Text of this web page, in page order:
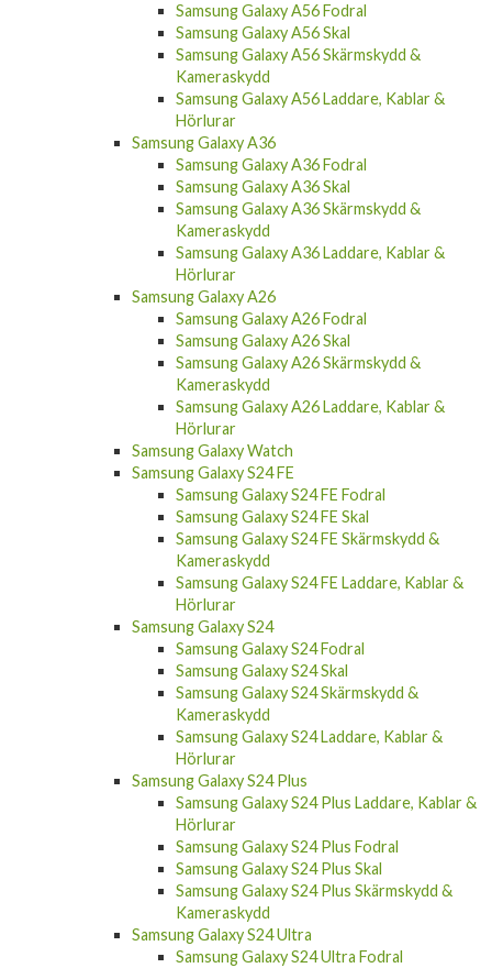
Samsung Galaxy A56 Fodral
Samsung Galaxy A56 Skal
Samsung Galaxy A56 Skärmskydd &
Kameraskydd
Samsung Galaxy A56 Laddare, Kablar &
Hörlurar
Samsung Galaxy A36
Samsung Galaxy A36 Fodral
Samsung Galaxy A36 Skal
Samsung Galaxy A36 Skärmskydd &
Kameraskydd
Samsung Galaxy A36 Laddare, Kablar &
Hörlurar
Samsung Galaxy A26
Samsung Galaxy A26 Fodral
Samsung Galaxy A26 Skal
Samsung Galaxy A26 Skärmskydd &
Kameraskydd
Samsung Galaxy A26 Laddare, Kablar &
Hörlurar
Samsung Galaxy Watch
Samsung Galaxy S24 FE
Samsung Galaxy S24 FE Fodral
Samsung Galaxy S24 FE Skal
Samsung Galaxy S24 FE Skärmskydd &
Kameraskydd
Samsung Galaxy S24 FE Laddare, Kablar &
Hörlurar
Samsung Galaxy S24
Samsung Galaxy S24 Fodral
Samsung Galaxy S24 Skal
Samsung Galaxy S24 Skärmskydd &
Kameraskydd
Samsung Galaxy S24 Laddare, Kablar &
Hörlurar
Samsung Galaxy S24 Plus
Samsung Galaxy S24 Plus Laddare, Kablar &
Hörlurar
Samsung Galaxy S24 Plus Fodral
Samsung Galaxy S24 Plus Skal
Samsung Galaxy S24 Plus Skärmskydd &
Kameraskydd
Samsung Galaxy S24 Ultra
Samsung Galaxy S24 Ultra Fodral